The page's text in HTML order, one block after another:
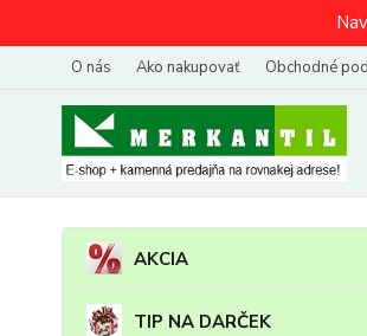
O nás Ako nakupovať Obchodné
AKCIA
TIP NA DARČEK